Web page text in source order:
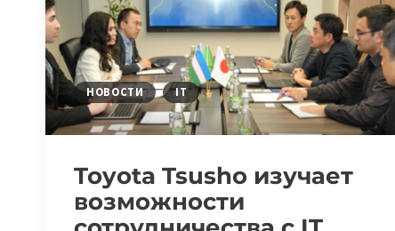
ТЕХНОЛОГИЙ
НОВОСТИ IT
Toyota Tsusho изучает
возможности